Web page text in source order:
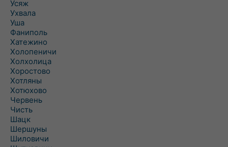
Усяж
Ухвала
Уша
Фаниполь
Хатежино
Холопеничи
Холхолица
Хоростово
Хотляны
Хотюхово
Червень
Чисть
Шацк
Шершуны
Шиловичи